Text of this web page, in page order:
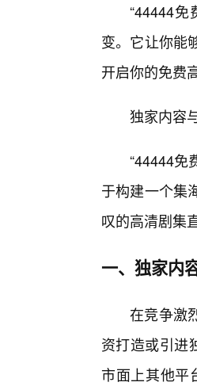
“44444
变。它让你能
开启你的免费
独家内容
“44444免
于构建一个集
叹的高清剧集
一、独家内
在竞争激
资打造或引进
市面上其他平